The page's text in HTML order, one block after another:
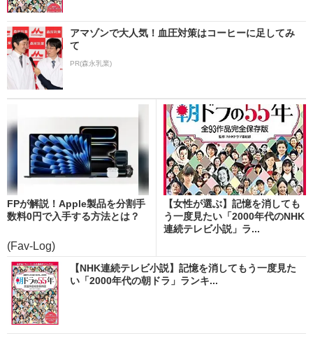
アマゾンで大人気！血圧対策はコーヒーに足してみ
て
PR(森永乳業)
FPが解説！Apple製品を分割手
数料0円で入手する方法とは？
(Fav-Log)
【女性が選ぶ】記憶を消しても
う一度見たい「2000年代のNHK
連続テレビ小説」ラ...
【NHK連続テレビ小説】記憶を消してもう一度見た
い「2000年代の朝ドラ」ランキ...